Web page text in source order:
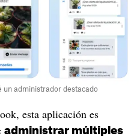
un administrador destacado
esta aplicación es
administrar múltiples